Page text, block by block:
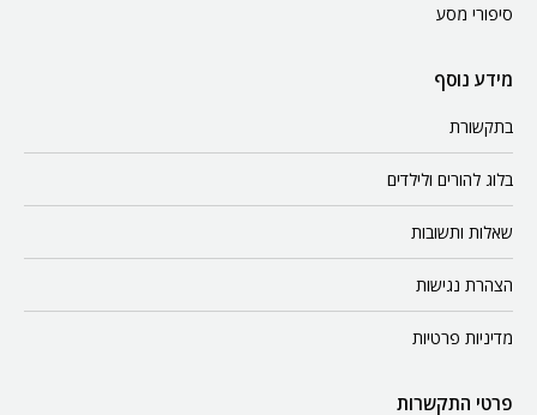
סיפורי מסע
מידע נוסף
בתקשורת
בלוג להורים ולילדים
שאלות ותשובות
הצהרת נגישות
מדיניות פרטיות
פרטי התקשרות